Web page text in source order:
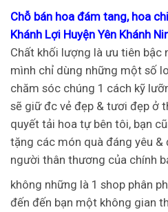
Chỗ bán hoa đám tang, hoa
Khánh Lợi Huyện Yên Khánh
Chất khối lượng là ưu tiên bậc
mình chỉ dùng những một số
chăm sóc chúng 1 cách kỹ
sẽ giữ đc vẻ đẹp & tươi đẹp ở
quyết tải hoa tự bên tôi, bạn
tặng các món quà đáng yêu
người thân thương của chính
không những là 1 shop phân
đến đến bạn một không gian